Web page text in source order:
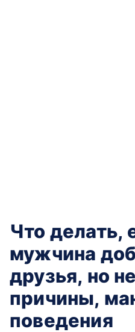
Что делать,
мужчина
друзья, но
причины,
поведения